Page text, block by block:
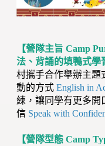
【營隊主旨 Camp
法、背誦的填鴨式學
村攜手合作舉辦主題
動的方式English in
練，讓同學有更多開
信 Speak with
【營隊型態 Camp